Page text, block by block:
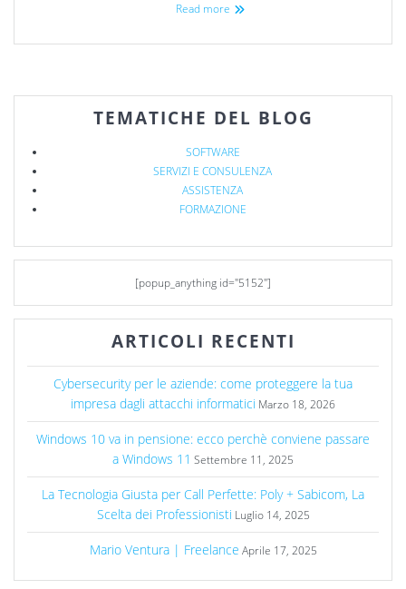
Read more
TEMATICHE DEL BLOG
SOFTWARE
SERVIZI E CONSULENZA
ASSISTENZA
FORMAZIONE
[popup_anything id="5152"]
ARTICOLI RECENTI
Cybersecurity per le aziende: come proteggere la tua
impresa dagli attacchi informatici Marzo 18, 2026
Windows 10 va in pensione: ecco perchè conviene passare
a Windows 11 Settembre 11, 2025
La Tecnologia Giusta per Call Perfette: Poly + Sabicom, La
Scelta dei Professionisti Luglio 14, 2025
Mario Ventura | Freelance Aprile 17, 2025